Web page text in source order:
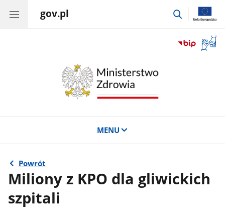
gov.pl
przejdź
okno
MENU
Powrót
Miliony z KPO dla gliwickich
szpitali